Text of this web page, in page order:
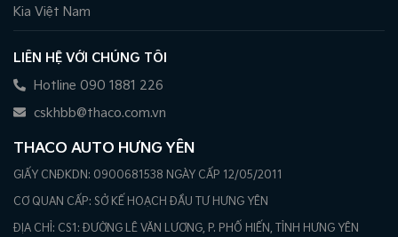
Kia Việt Nam
LIÊN HỆ VỚI CHÚNG TÔI
Hotline 090 1881 226
cskhbb@thaco.com.vn
THACO AUTO HƯNG YÊN
GIẤY CNĐKDN: 0900681538 NGÀY CẤP 12/05/2011
CƠ QUAN CẤP: SỞ KẾ HOẠCH ĐẦU TƯ HƯNG YÊN
ĐỊA CHỈ: CS1: ĐƯỜNG LÊ VĂN LƯƠNG, P. PHỐ HIẾN, TỈNH HƯNG YÊN